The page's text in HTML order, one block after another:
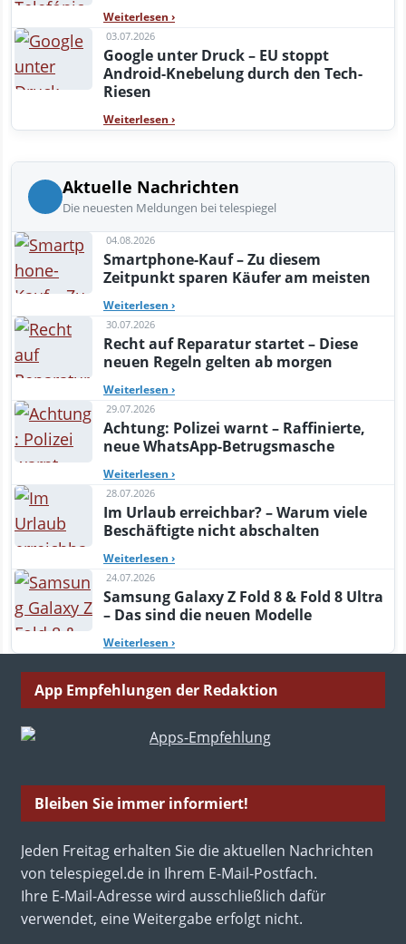
Weiterlesen ›
03.07.2026
Google unter Druck – EU stoppt
Android-Knebelung durch den Tech-
Riesen
Weiterlesen ›
Aktuelle Nachrichten
Die neuesten Meldungen bei telespiegel
04.08.2026
Smartphone-Kauf – Zu diesem
Zeitpunkt sparen Käufer am meisten
Weiterlesen ›
30.07.2026
Recht auf Reparatur startet – Diese
neuen Regeln gelten ab morgen
Weiterlesen ›
29.07.2026
Achtung: Polizei warnt – Raffinierte,
neue WhatsApp-Betrugsmasche
Weiterlesen ›
28.07.2026
Im Urlaub erreichbar? – Warum viele
Beschäftigte nicht abschalten
Weiterlesen ›
24.07.2026
Samsung Galaxy Z Fold 8 & Fold 8 Ultra
– Das sind die neuen Modelle
Weiterlesen ›
App Empfehlungen der Redaktion
Bleiben Sie immer informiert!
Jeden Freitag erhalten Sie die aktuellen Nachrichten
von telespiegel.de in Ihrem E-Mail-Postfach.
Ihre E-Mail-Adresse wird ausschließlich dafür
verwendet, eine Weitergabe erfolgt nicht.